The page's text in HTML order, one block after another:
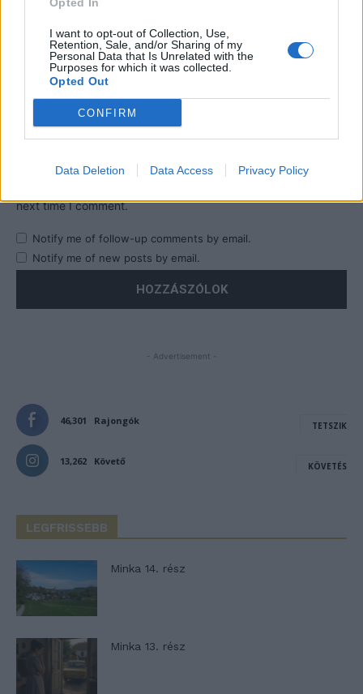
I want to opt-out of Collection, Use,
Retention, Sale, and/or Sharing of my
Personal Data that Is Unrelated with the
Purposes for which it was collected.
Opted Out
CONFIRM
Data Deletion Data Access Privacy Policy
next time I comment.
Notify me of follow-up comments by email.
Notify me of new posts by email.
- Advertisement -
46,301 Rajongók TETSZIK
13,262 Követő KÖVETÉS
LEGFRISSEBB
Minka 14. rész
Minka 13. rész